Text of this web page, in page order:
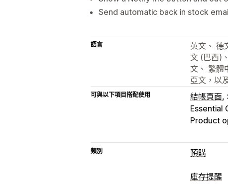
Send automatic back in stock
語言
英文、 德
文 (巴西)
文、 繁體
亞文，以
可與以下項目搭配使用 結帳頁面
Essential
Product
類別 預購
訂單類型
庫存提醒